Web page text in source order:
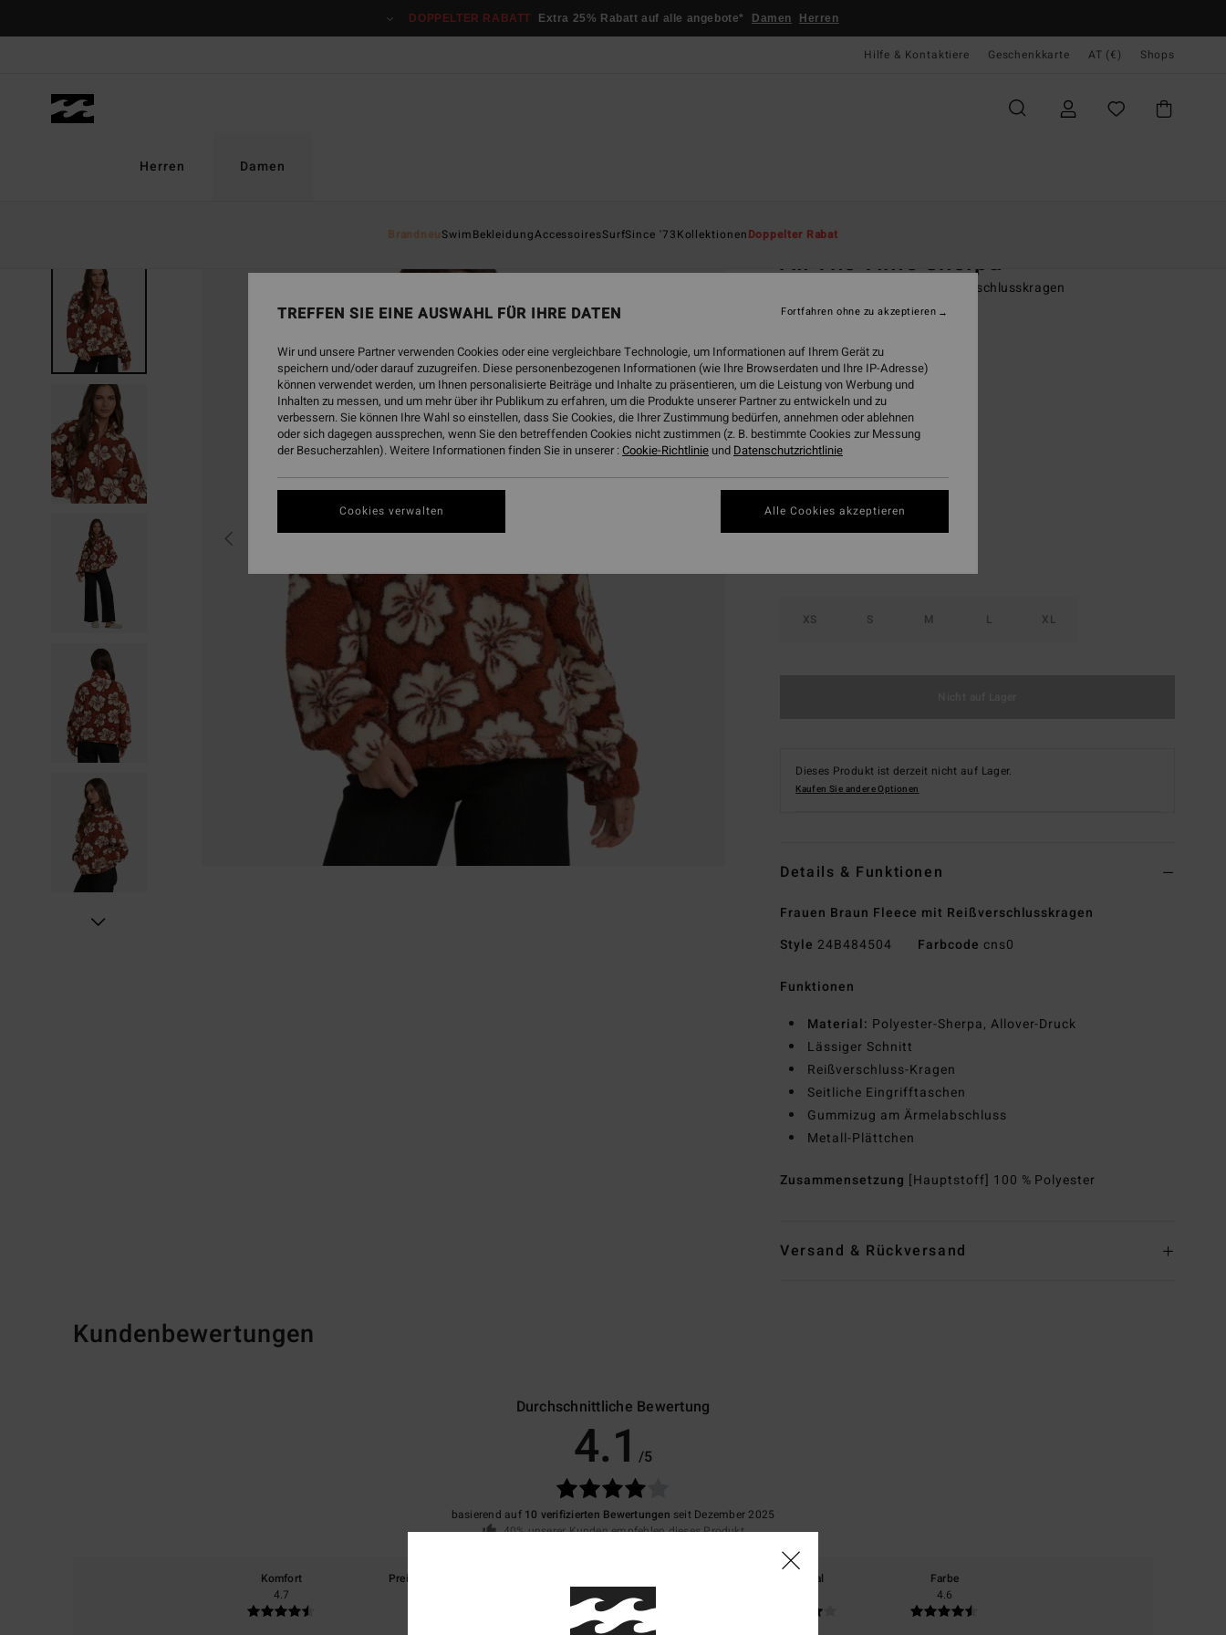
DOPPELTER RABATT Extra 25% Rabatt auf alle angebote* Damen Herren
Hilfe & Kontaktiere Geschenkkarte AT (€) Shops
Herren Damen
BrandneuSwimBekleidungAccessoiresSurfSince '73KollektionenDoppelter Rabat
All The Time Sherpa
Frauen Braun Fleece mit Reißverschlusskragen
(10 Bewertungen)
€ 65,95
63%
€ 24,73
SALE
DOPPELTER RABATT EXTRA 25%
XS S M L XL
Dieses Produkt ist derzeit nicht auf Lager.
Kaufen Sie andere Optionen
Details & Funktionen
Frauen Braun Fleece mit Reißverschlusskragen
Style 24B484504 Farbcode cns0
Funktionen
Material: Polyester-Sherpa, Allover-Druck
Lässiger Schnitt
Reißverschluss-Kragen
Seitliche Eingrifftaschen
Gummizug am Ärmelabschluss
Metall-Plättchen
Zusammensetzung [Hauptstoff] 100 % Polyester
Versand & Rückversand
Kundenbewertungen
Durchschnittliche Bewertung
4.1 /5
basierend auf 10 verifizierten Bewertungen seit Dezember 2025
40% unserer Kunden empfehlen dieses Produkt
Komfort
4.7
Preis-Leistungs-Verhältnis
Zu klein
Material
Farbe
4.6
TREFFEN SIE EINE AUSWAHL FÜR IHRE DATEN
Wir und unsere Partner verwenden Cookies oder eine vergleichbare Technologie, um Informationen auf Ihrem Gerät zu
speichern und/oder darauf zuzugreifen. Diese personenbezogenen Informationen (wie Ihre Browserdaten und Ihre IP-Adresse)
können verwendet werden, um Ihnen personalisierte Beiträge und Inhalte zu präsentieren, um die Leistung von Werbung und
Inhalten zu messen, und um mehr über ihr Publikum zu erfahren, um die Produkte unserer Partner zu entwickeln und zu
verbessern. Sie können Ihre Wahl so einstellen, dass Sie Cookies, die Ihrer Zustimmung bedürfen, annehmen oder ablehnen
oder sich dagegen aussprechen, wenn Sie den betreffenden Cookies nicht zustimmen (z. B. bestimmte Cookies zur Messung
der Besucherzahlen). Weitere Informationen finden Sie in unserer :Cookie-Richtlinie und Datenschutzrichtlinie
Cookies verwalten
Fortfahren ohne zu akzeptieren
Alle Cookies akzeptieren